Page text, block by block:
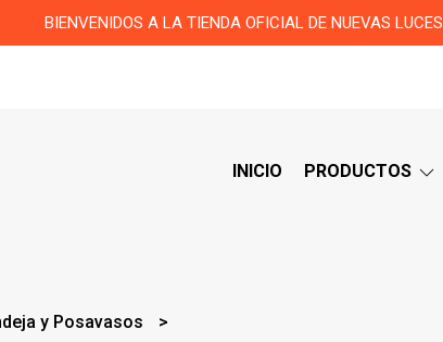
BIENVENIDOS A LA TIENDA OFICIAL DE NUEVAS LUCES
INICIO PRODUCTOS
y Posavasos